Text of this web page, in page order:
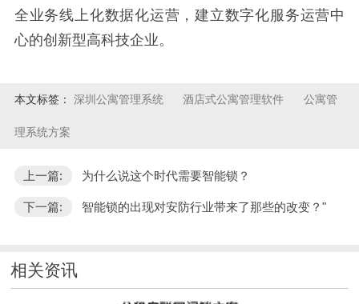
全业务线上化数据化运营，建立数字化服务运营中
心的创新型高科技企业。
本文标签： 深圳公寓管理系统 酒店式公寓管理软件 公寓管
理系统方案
上一篇: 为什么说这个时代需要智能锁？
下一篇: 智能锁的出现对安防行业带来了那些的改变？"
相关资讯